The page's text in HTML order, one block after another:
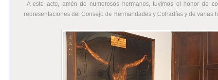
A este acto, amén de numerosos hermanos, tuvimos el honor de
representaciones del Consejo de Hermandades y Cofradías y de varias